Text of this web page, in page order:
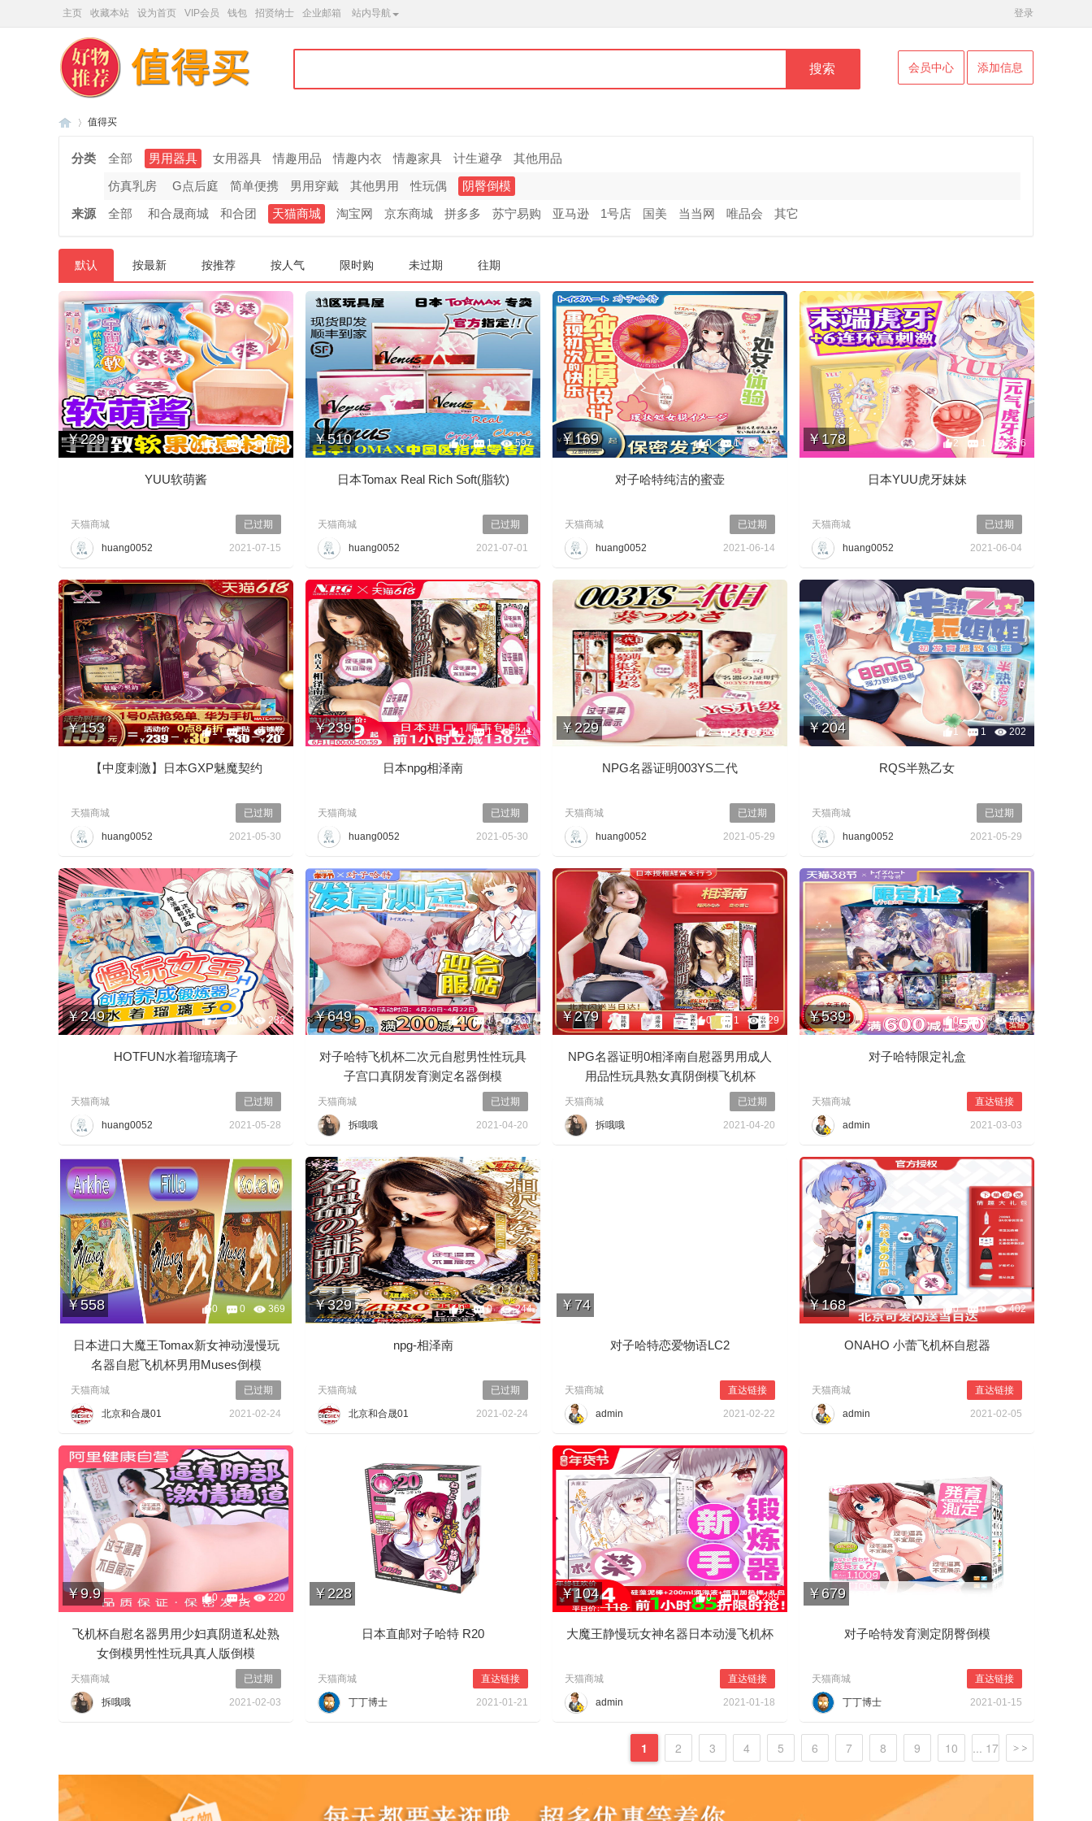
主页 收藏本站 设为首页 VIP会员 钱包 招贤纳士 企业邮箱 站内导航 登录
搜索 会员中心 添加信息
合
论
值得买
分类 全部 男用器具 女用器具 情趣用品 情趣内衣 情趣家具 计生避孕
其他用品
仿真乳房
G点后庭 简单便携 男用穿戴 其他男用 性玩偶
阴臀倒模
来源
全部 和合晟商城 和合团 天猫商城 淘宝网 京东商城 拼多多 苏宁易购 亚马逊 1号店 国美 当当网 唯品会 其它
默认 按最新 按推荐 按人气 限时购 未过期 往期
￥229 0 1 725
YUU软萌酱
天猫商城 已过期
huang0052 2021-07-15
￥510 0 1 597
日本Tomax Real Rich Soft(脂软)
天猫商城 已过期
huang0052 2021-07-01
￥169 0 1 242
对子哈特纯洁的蜜壶
天猫商城 已过期
huang0052 2021-06-14
￥178 2 1 316
日本YUU虎牙妹妹
天猫商城 已过期
huang0052 2021-06-04
￥153 1 1 262
【中度刺激】日本GXP魅魔契约
天猫商城 已过期
huang0052 2021-05-30
￥239 1 1 241
日本npg相泽南
天猫商城 已过期
huang0052 2021-05-30
￥229 2 1 360
NPG名器证明003YS二代
天猫商城 已过期
huang0052 2021-05-29
￥204 1 1 202
RQS半熟乙女
天猫商城 已过期
huang0052 2021-05-29
￥249 2 1 282
HOTFUN水着瑠琉璃子
天猫商城 已过期
huang0052 2021-05-28
￥649 0 1 231
对子哈特飞机杯二次元自慰男性性玩具
子宫口真阴发育测定名器倒模
天猫商城 已过期
拆哦哦 2021-04-20
￥279 0 1 229
NPG名器证明0相泽南自慰器男用成人
用品性玩具熟女真阴倒模飞机杯
天猫商城 已过期
拆哦哦 2021-04-20
￥539 0 0 505
对子哈特限定礼盒
天猫商城 直达链接
admin 2021-03-03
￥558 0 0 369
日本进口大魔王Tomax新女神动漫慢玩
名器自慰飞机杯男用Muses倒模
天猫商城 已过期
北京和合晟01 2021-02-24
￥329 0 0 244
npg-相泽南
天猫商城 已过期
北京和合晟01 2021-02-24
￥74
对子哈特恋爱物语LC2
天猫商城 直达链接
admin 2021-02-22
￥168 0 0 402
ONAHO 小蕾飞机杯自慰器
天猫商城 直达链接
admin 2021-02-05
￥9.9 0 1 220
飞机杯自慰名器男用少妇真阴道私处熟
女倒模男性性玩具真人版倒模
天猫商城 已过期
拆哦哦 2021-02-03
￥228 0
日本直邮对子哈特 R20
天猫商城 直达链接
丁丁博士 2021-01-21
￥104 0 0 289
大魔王静慢玩女神名器日本动漫飞机杯
天猫商城 直达链接
admin 2021-01-18
￥679
对子哈特发育测定阴臀倒模
天猫商城 直达链接
丁丁博士 2021-01-15
1 2 3 4 5 6 7 8 9 10 ... 17